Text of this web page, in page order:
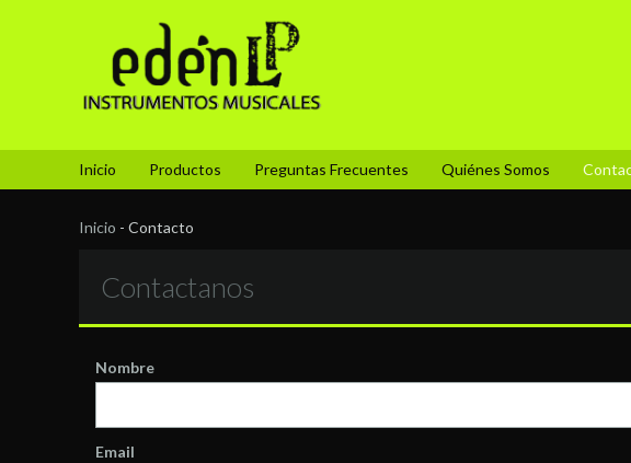
Inicio Productos Preguntas Frecuentes Quiénes Somos
Inicio - Contacto
Contactanos
Nombre
Email